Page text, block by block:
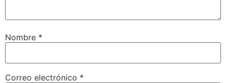
Nombre *
Correo electrónico *